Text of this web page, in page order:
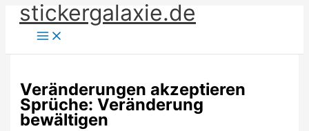
Zum
Inhalt
springen
stickergalaxie.de
Veränderungen akzeptieren
Sprüche: Veränderung
bewältigen